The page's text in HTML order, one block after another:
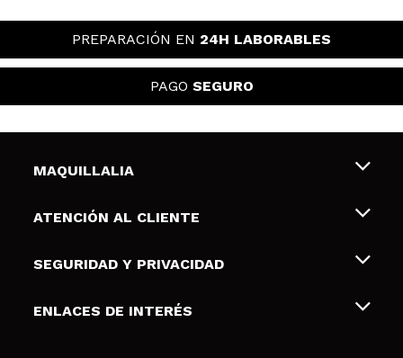
PREPARACIÓN EN 24H LABORABLES
PAGO SEGURO
MAQUILLALIA
Sobre nosotros
Tarjetas de Regalo
ATENCIÓN AL CLIENTE
Envíos y devoluciones
Formas de pago
SEGURIDAD Y PRIVACIDAD
Terminos y condiciones de uso
ENLACES DE INTERÉS